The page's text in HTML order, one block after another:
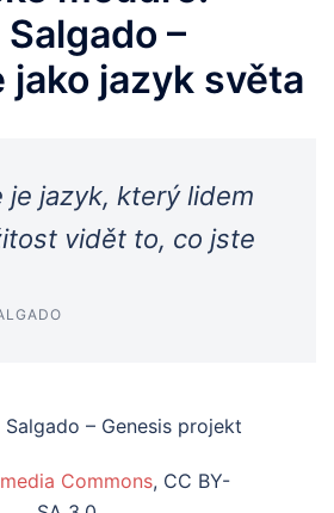
–
jako jazyk světa
je jazyk, který lidem
vidět to, co jste
Commons, CC BY-